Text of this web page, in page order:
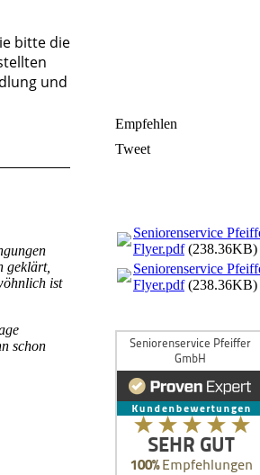
bitte die
und
geklärt,
ist
schon
Empfehlen
Tweet
Seniorenservice
Flyer.pdf(238.36KB)
Seniorenservice
Flyer.pdf(238.36KB)